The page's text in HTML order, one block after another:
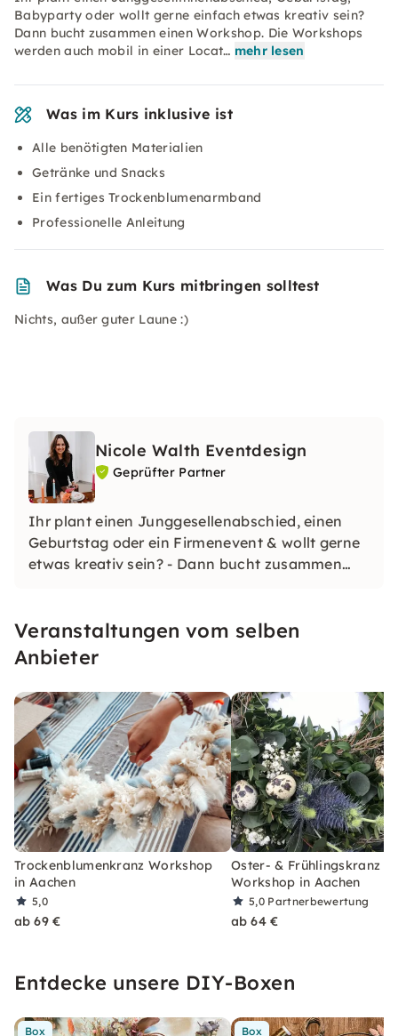
Babyparty oder wollt gerne einfach etwas kreativ sein?
Dann bucht zusammen einen Workshop. Die Workshops
werden auch mobil in einer Locat… mehr lesen
Was im Kurs inklusive ist
Alle benötigten Materialien
Getränke und Snacks
Ein fertiges Trockenblumenarmband
Professionelle Anleitung
Was Du zum Kurs mitbringen solltest
Nichts, außer guter Laune :)
Nicole Walth Eventdesign
Geprüfter Partner
Ihr plant einen Junggesellenabschied, einen
Geburtstag oder ein Firmenevent & wollt gerne
etwas kreativ sein? - Dann bucht zusammen
Veranstaltungen vom selben
Anbieter
Trockenblumenkranz Workshop
in Aachen
5,0
ab 69 €
Oster- & Frühlingskranz
Workshop in Aachen
5,0 Partnerbewertung
ab 64 €
Entdecke unsere DIY-Boxen
Box Box